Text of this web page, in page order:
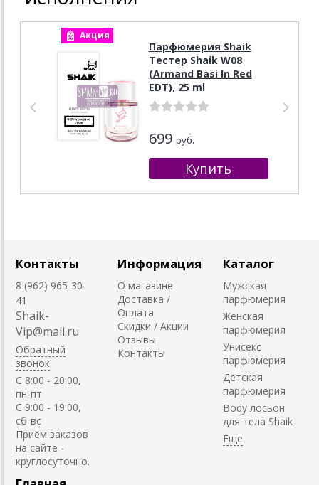
Акция
Парфюмерия Shaik
Тестер Shaik W08
(Armand Basi In Red
EDT), 25 ml
699 руб.
Контакты
8 (962) 965-30-
41
Shaik-
Vip@mail.ru
Обратный
звонок
C 8:00 - 20:00,
пн-пт
С 9:00 - 19:00,
сб-вс
Приём заказов
на сайте -
круглосуточно.
Информация
О магазине
Доставка /
Оплата
Скидки / Акции
Отзывы
Контакты
Каталог
Мужская
парфюмерия
Женская
парфюмерия
Унисекс
парфюмерия
Детская
парфюмерия
Body лосьон
для тела Shaik